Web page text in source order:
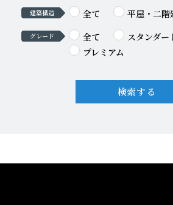
建築構造 全て 平屋・二階
グレード 全て
スタンダ
プレミアム
検索する